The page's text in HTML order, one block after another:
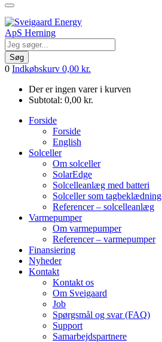
Søg
0 Indkøbskurv 0,00 kr.
Der er ingen varer i kurven
Subtotal: 0,00 kr.
Forside
Forside
English
Solceller
Om solceller
SolarEdge
Solcelleanlæg med batteri
Solceller som tagbeklædning
Referencer – solcelleanlæg
Varmepumper
Om varmepumper
Referencer – varmepumper
Finansiering
Nyheder
Kontakt
Kontakt os
Om Sveigaard
Job
Spørgsmål og svar (FAQ)
Support
Samarbejdspartnere